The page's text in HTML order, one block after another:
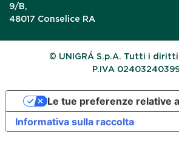
9/B,
48017 Conselice RA
© UNIGRÁ S.p.A. Tutti i
P.IVA
Informativa sulla raccolta
Le tue preferenze relative